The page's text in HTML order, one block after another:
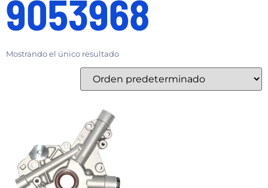
9053968
Mostrando el único resultado